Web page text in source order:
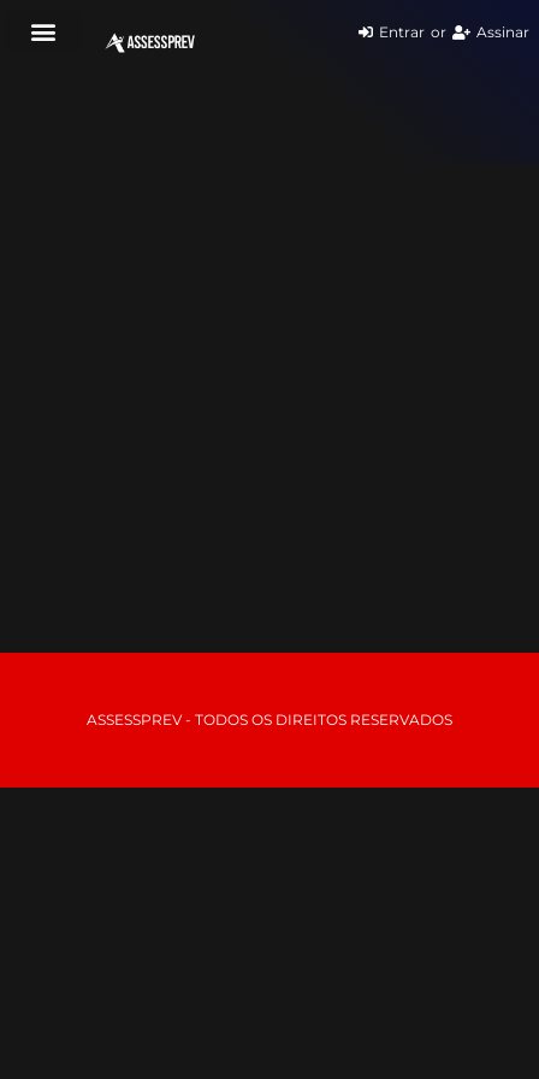
Entrar or Assinar
ASSESSPREV - TODOS OS DIREITOS RESERVADOS